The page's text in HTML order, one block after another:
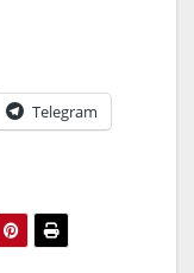
Telegram